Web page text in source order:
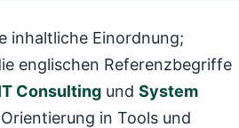
inhaltliche Einordnung;
englischen Referenzbegriffe
Consulting und System
in Tools und